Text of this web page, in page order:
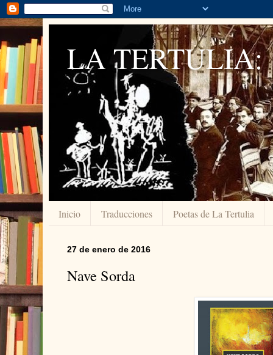
LA TERTULIA:
Inicio Traducciones Poetas de La Tertulia
27 de enero de 2016
Nave Sorda